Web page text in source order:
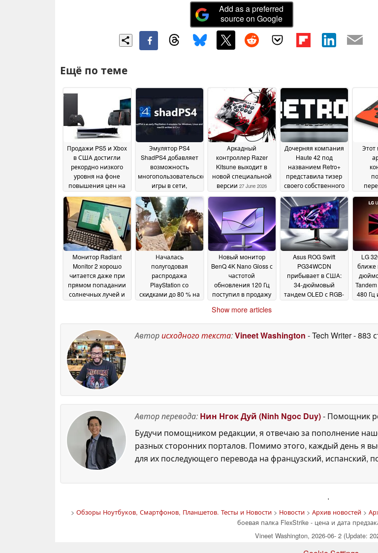
Add as a preferred
source on Google
Ещё по теме
Продажи PS5 и Xbox
в США достигли
рекордно низкого
уровня на фоне
повышения цен на
укрепила свои
позиции29 June 2026
Эмулятор PS4
ShadPS4 добавляет
возможность
многопользовательской
игры в сети,
обойти PSN
27 June
2026
Аркадный
контроллер Razer
Kitsune выходит в
новой специальной
версии 27 June 2026
Дочерняя компания
Haute 42 под
названием Retro+
представила тизер
своего собственного
аркадного
контроллера25 June
2026
Этот
Монитор Radiant
Monitor 2 хорошо
читается даже при
прямом попадании
солнечных лучей и
Началась
полугодовая
распродажа
PlayStation со
скидками до 80 % на
Новый монитор
BenQ 4K Nano Gloss с
частотой
обновления 120 Гц
поступил в продажу
Asus ROG Swift
PG34WCDN
прибывает в США:
34-дюймовый
тандем OLED с RGB-
LG
ближе
480 Гц
Show more articles
Авторисходного текста:Vineet Washington - Tech Writer- 883
Автор перевода: Нин Нгок Дуй (Ninh Ngoc Duy)- Помощник
Будучи помощником редакции, я отвечаю за пополнение
разных сторонних порталов. Помимо этого, каждый день я
для их последующего перевода на французский, испанский,
'
> Обзоры Ноутбуков, Смартфонов, Планшетов. Тесты и Новости> Новости> Архив новостей>
боевая палка FlexStrike - цена и дата
Vineet Washington, 2026-06- 2 (Update: